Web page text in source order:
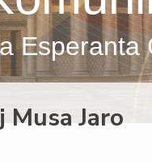
Esperanta
Jaro